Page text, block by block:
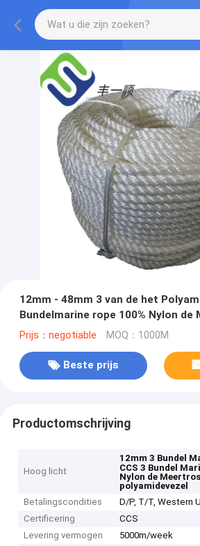
12mm - 48mm 3 van de het
Bundelmarine rope 100% Nylon de
Prijs：negotiable MOQ：1000M
Beste prijs
Productomschrijving
Hoog licht
12mm 3 Bundel
CCS 3 Bundel
Nylon de
polyamidevezel
Betalingscondities
D/P, T/T, Western
Certificering
CCS
Levering vermogen
5000m/week